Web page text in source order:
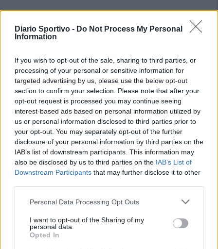
Diario Sportivo - Do Not Process My Personal
Information
If you wish to opt-out of the sale, sharing to third parties, or
processing of your personal or sensitive information for
targeted advertising by us, please use the below opt-out
section to confirm your selection. Please note that after your
opt-out request is processed you may continue seeing
interest-based ads based on personal information utilized by
us or personal information disclosed to third parties prior to
your opt-out. You may separately opt-out of the further
disclosure of your personal information by third parties on the
IAB’s list of downstream participants. This information may
also be disclosed by us to third parties on the IAB’s List of
Downstream Participants that may further disclose it to other
Personal Data Processing Opt Outs
I want to opt-out of the Sharing of my
personal data.
Opted In